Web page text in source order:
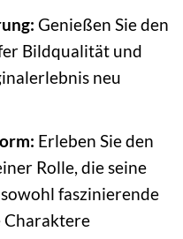
Genießen Sie den
Bildqualität und
neu
Erleben Sie den
Rolle, die seine
faszinierende
Charaktere